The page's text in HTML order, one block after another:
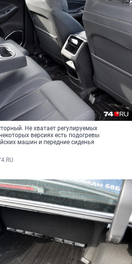
Не хватает регулируемых
версиях есть подогревы
машин и передние сиденья